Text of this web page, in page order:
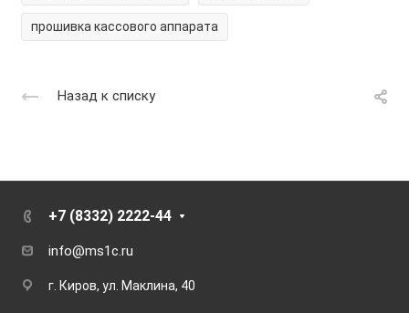
прошивка кассового аппарата
Назад к списку
+7 (8332) 2222-44
info@ms1c.ru
г. Киров, ул. Маклина, 40